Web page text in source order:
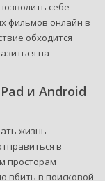
себе
фильмов онлайн в
обходится
на
и Android
жизнь
в
просторам
вбить в поисковой